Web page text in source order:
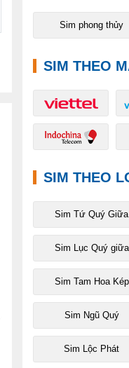
Sim phong thủy
SIM THEO
SIM THEO
Sim Tứ Quý Giữa
Sim Lục Quý giữa
Sim Tam Hoa Kép
Sim Ngũ Quý
Sim Lộc Phát